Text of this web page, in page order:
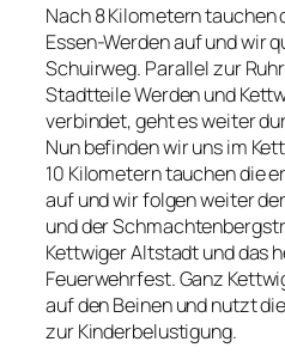
Nach 8 Kilometern tauchen
Essen-Werden auf und wir
Schuirweg. Parallel zur
Stadtteile Werden und
verbindet, geht es weiter
Nun befinden wir uns im
10 Kilometern tauchen die
auf und wir folgen weiter
und der
Kettwiger Altstadt und das
Feuerwehrfest. Ganz
auf den Beinen und nutzt
zur Kinderbelustigung.